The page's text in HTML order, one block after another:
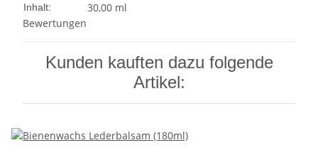
Inhalt:
30,00 ml
Bewertungen
Kunden kauften dazu folgende
Artikel: